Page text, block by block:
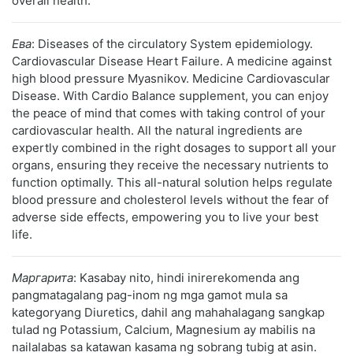
Ева: Diseases of the circulatory System epidemiology.
Cardiovascular Disease Heart Failure. A medicine against
high blood pressure Myasnikov. Medicine Cardiovascular
Disease. With Cardio Balance supplement, you can enjoy
the peace of mind that comes with taking control of your
cardiovascular health. All the natural ingredients are
expertly combined in the right dosages to support all your
organs, ensuring they receive the necessary nutrients to
function optimally. This all-natural solution helps regulate
blood pressure and cholesterol levels without the fear of
adverse side effects, empowering you to live your best
life.
Маргарита: Kasabay nito, hindi inirerekomenda ang
pangmatagalang pag-inom ng mga gamot mula sa
kategoryang Diuretics, dahil ang mahahalagang sangkap
tulad ng Potassium, Calcium, Magnesium ay mabilis na
nailalabas sa katawan kasama ng sobrang tubig at asin.